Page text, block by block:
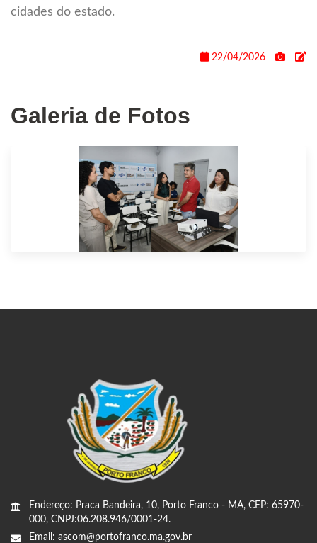
cidades do estado.
22/04/2026
Galeria de Fotos
Endereço: Praca Bandeira, 10, Porto Franco - MA, CEP: 65970-
000, CNPJ:06.208.946/0001-24.
Email: ascom@portofranco.ma.gov.br